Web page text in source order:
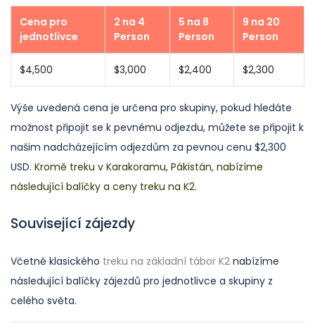
Cena pro
jednotlivce
2 na 4
Person
5 na 8
Person
9 na 20
Person
$4,500 $3,000 $2,400 $2,300
Výše uvedená cena je určena pro skupiny, pokud hledáte
možnost připojit se k pevnému odjezdu, můžete se připojit k
našim nadcházejícím odjezdům za pevnou cenu $2,300
USD. Kromě treku v Karakoramu, Pákistán, nabízíme
následující balíčky a ceny treku na K2.
Související zájezdy
Včetně klasického treku na základní tábor K2 nabízíme
následující balíčky zájezdů pro jednotlivce a skupiny z
celého světa.